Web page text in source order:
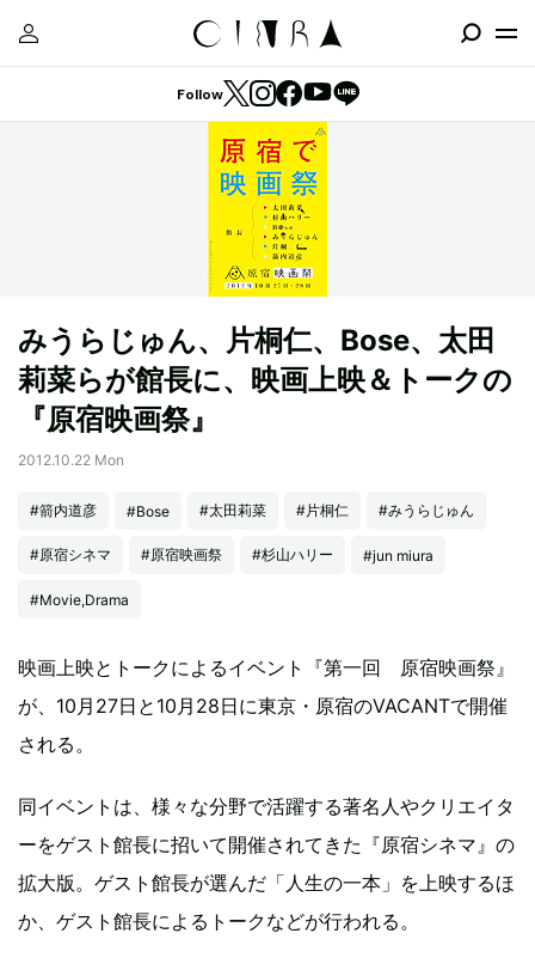
Follow
みうらじゅん、片桐仁、Bose、太田
莉菜らが館長に、映画上映＆トークの
『原宿映画祭』
2012.10.22 Mon
#箭内道彦 #Bose #太田莉菜 #片桐仁 #みうらじゅん
#原宿シネマ #原宿映画祭 #杉山ハリー #jun miura
#Movie,Drama
映画上映とトークによるイベント『第一回 原宿映画祭』
が、10月27日と10月28日に東京・原宿のVACANTで開催
される。
同イベントは、様々な分野で活躍する著名人やクリエイタ
ーをゲスト館長に招いて開催されてきた『原宿シネマ』の
拡大版。ゲスト館長が選んだ「人生の一本」を上映するほ
か、ゲスト館長によるトークなどが行われる。